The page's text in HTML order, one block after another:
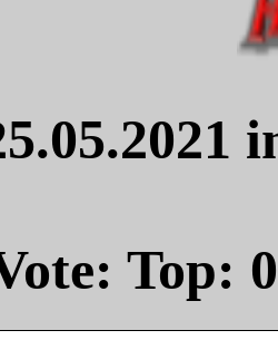
Top: 0